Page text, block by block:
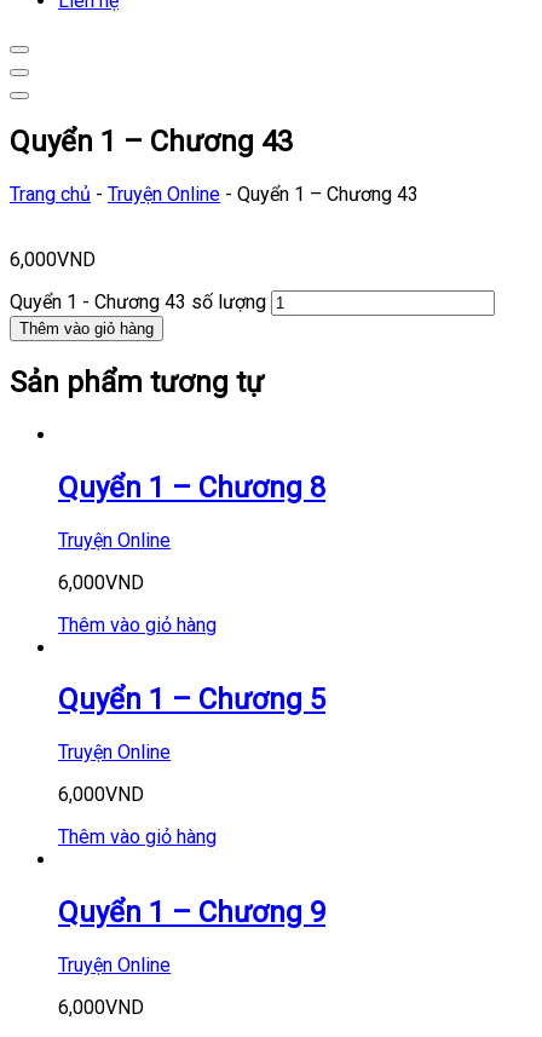
Quyển 1 – Chương 43
Trang chủ - Truyện Online - Quyển 1 – Chương 43
6,000VND
Quyển 1 - Chương 43 số lượng
Thêm vào giỏ hàng
Sản phẩm tương tự
Quyển 1 – Chương 8
Truyện Online
6,000VND
Thêm vào giỏ hàng
Quyển 1 – Chương 5
Truyện Online
6,000VND
Thêm vào giỏ hàng
Quyển 1 – Chương 9
Truyện Online
6,000VND